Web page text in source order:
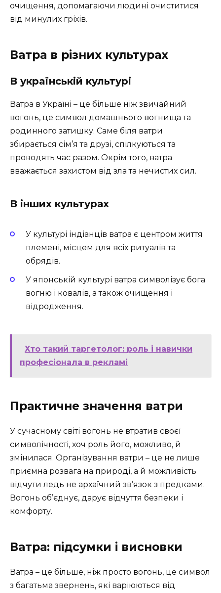
очищення, допомагаючи людині очиститися
від минулих гріхів.
Ватра в різних культурах
В українській культурі
Ватра в Україні – це більше ніж звичайний
вогонь, це символ домашнього вогнища та
родинного затишку. Саме біля ватри
збирається сім’я та друзі, спілкуються та
проводять час разом. Окрім того, ватра
вважається захистом від зла та нечистих сил.
В інших культурах
У культурі індіанців ватра є центром життя
племені, місцем для всіх ритуалів та
обрядів.
У японській культурі ватра символізує бога
вогню і ковалів, а також очищення і
відродження.
Хто такий таргетолог: роль і навички
професіонала в рекламі
Практичне значення ватри
У сучасному світі вогонь не втратив своєї
символічності, хоч роль його, можливо, й
змінилася. Організування ватри – це не лише
приємна розвага на природі, а й можливість
відчути ледь не архаїчний зв’язок з предками.
Вогонь об’єднує, дарує відчуття безпеки і
комфорту.
Ватра: підсумки і висновки
Ватра – це більше, ніж просто вогонь, це символ
з багатьма звернень, які варіюються від